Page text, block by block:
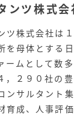
ンツ株式会
ツ株式会社は
を母体とする
ームとして数
，２９０社の
ンサルタント
育成、人事評